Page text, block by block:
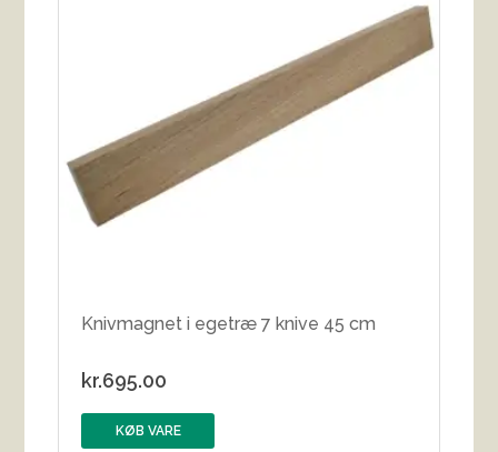
Knivmagnet i egetræ 7 knive 45 cm
kr.695.00
KØB VARE